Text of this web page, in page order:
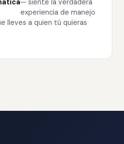
— siente la verdadera
experiencia de manejo
lleves a quien tú quieras